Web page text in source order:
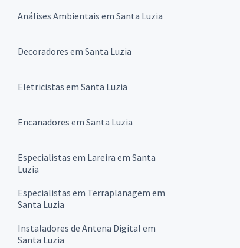
Análises Ambientais em Santa Luzia
Decoradores em Santa Luzia
Eletricistas em Santa Luzia
Encanadores em Santa Luzia
Especialistas em Lareira em Santa
Luzia
Especialistas em Terraplanagem em
Santa Luzia
Instaladores de Antena Digital em
Santa Luzia